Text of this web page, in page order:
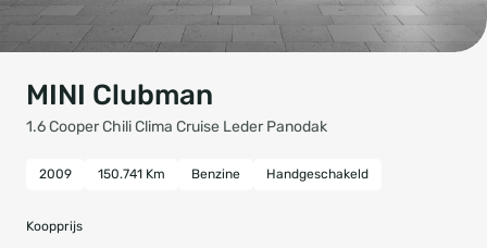
MINI Clubman
1.6 Cooper Chili Clima Cruise Leder Panodak
2009 150.741 Km Benzine Handgeschakeld
Koopprijs